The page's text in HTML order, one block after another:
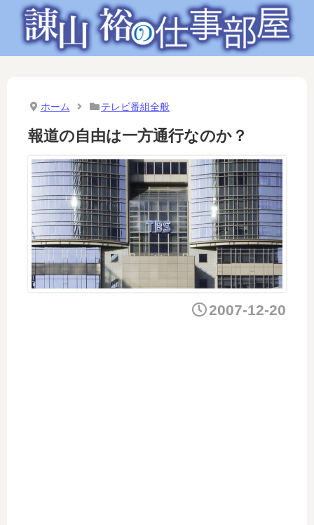
ホーム テレビ番組全般
報道の自由は一方通行なのか？
2007-12-20